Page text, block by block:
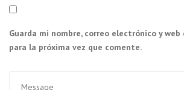
Guarda mi nombre, correo electrónico y
para la próxima vez que comente.